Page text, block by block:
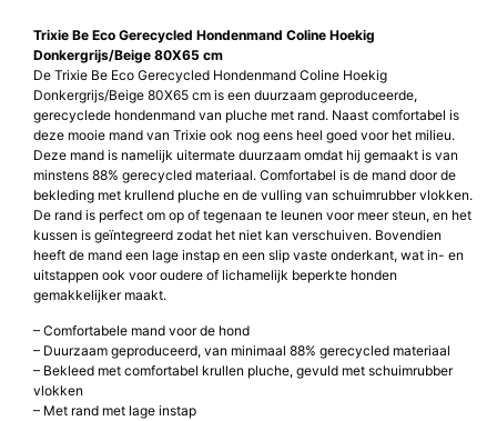
Trixie Be Eco Gerecycled Hondenmand Coline Hoekig
Donkergrijs/Beige 80X65 cm
De Trixie Be Eco Gerecycled Hondenmand Coline Hoekig
Donkergrijs/Beige 80X65 cm is een duurzaam geproduceerde,
gerecyclede hondenmand van pluche met rand. Naast comfortabel is
deze mooie mand van Trixie ook nog eens heel goed voor het milieu.
Deze mand is namelijk uitermate duurzaam omdat hij gemaakt is van
minstens 88% gerecycled materiaal. Comfortabel is de mand door de
bekleding met krullend pluche en de vulling van schuimrubber vlokken.
De rand is perfect om op of tegenaan te leunen voor meer steun, en het
kussen is geïntegreerd zodat het niet kan verschuiven. Bovendien
heeft de mand een lage instap en een slip vaste onderkant, wat in- en
uitstappen ook voor oudere of lichamelijk beperkte honden
gemakkelijker maakt.
– Comfortabele mand voor de hond
– Duurzaam geproduceerd, van minimaal 88% gerecycled materiaal
– Bekleed met comfortabel krullen pluche, gevuld met schuimrubber
vlokken
– Met rand met lage instap